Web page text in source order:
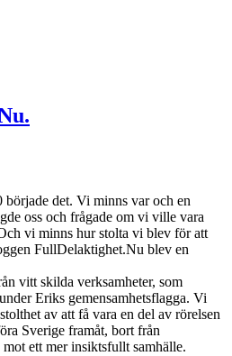
började det. Vi minns var och en
oss och frågade om vi ville vara
vi minns hur stolta vi blev för att
FullDelaktighet.Nu blev en
vitt skilda verksamheter, som
Eriks gemensamhetsflagga. Vi
av att få vara en del av rörelsen
Sverige framåt, bort från
ett mer insiktsfullt samhälle.